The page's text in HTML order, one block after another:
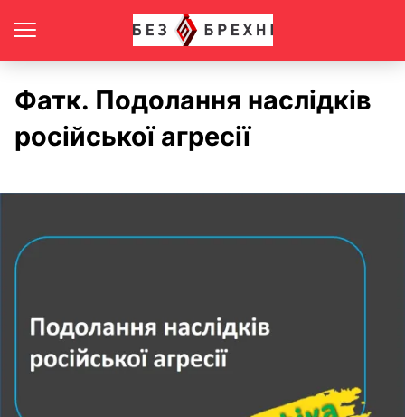
Фатк. Подолання наслідків
російської агресії